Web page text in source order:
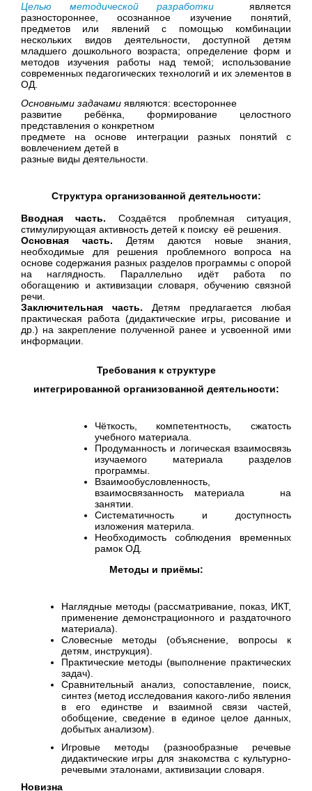
Целью методической разработки
является
разностороннее, осознанное изучение понятий,
предметов или явлений с помощью комбинации
нескольких видов деятельности, доступной детям
младшего дошкольного возраста; определение форм и
методов изучения работы над темой; использование
современных педагогических технологий и их элементов в
ОД.
Основными задачами являются: всестороннее
развитие ребёнка, формирование целостного
представления о конкретном
предмете на основе интеграции разных понятий с
вовлечением детей в
разные виды деятельности.
Структура организованной деятельности:
Вводная часть. Создаётся проблемная ситуация,
стимулирующая активность детей к поиску её решения.
Основная часть. Детям даются новые знания,
необходимые для решения проблемного вопроса на
основе содержания разных разделов программы с опорой
на наглядность. Параллельно идёт работа по
обогащению и активизации словаря, обучению связной
речи.
Заключительная часть. Детям предлагается любая
практическая работа (дидактические игры, рисование и
др.) на закрепление полученной ранее и усвоенной ими
информации.
Требования к структуре
интегрированной организованной деятельности:
Чёткость, компетентность, сжатость
учебного материала.
Продуманность и логическая взаимосвязь
изучаемого материала разделов
программы.
Взаимообусловленность,
взаимосвязанность материала на
занятии.
Систематичность и доступность
изложения материла.
Необходимость соблюдения временных
рамок ОД.
Методы и приёмы:
Наглядные методы (рассматривание, показ, ИКТ,
применение демонстрационного и раздаточного
материала).
Словесные методы (объяснение, вопросы к
детям, инструкция).
Практические методы (выполнение практических
задач).
Сравнительный анализ, сопоставление, поиск,
синтез (метод исследования какого-либо явления
в его единстве и взаимной связи частей
обобщение, сведение в единое целое данных,
добытых анализом).
Игровые методы (разнообразные речевые
дидактические игры для знакомства с культурно-
речевыми эталонами, активизации словаря.
Новизна